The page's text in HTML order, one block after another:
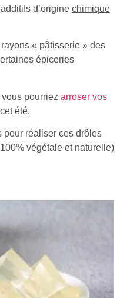
d’origine chimique
« pâtisserie » des
épiceries
pourriez arroser vos
été.
pour réaliser ces drôles
végétale et naturelle)